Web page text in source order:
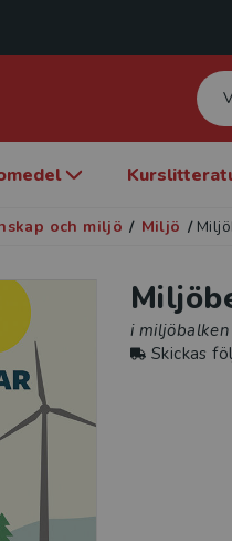
och miljö / Miljö /
i miljöbalken
Skickas